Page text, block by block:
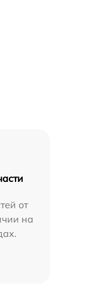
от
на